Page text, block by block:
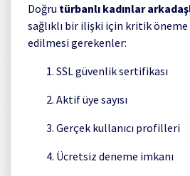
Doğru türbanlı kadınlar
sağlıklı bir ilişki için kritik
edilmesi gerekenler:
SSL güvenlik sertifikası
Aktif üye sayısı
Gerçek kullanıcı profilleri
Ücretsiz deneme imkanı